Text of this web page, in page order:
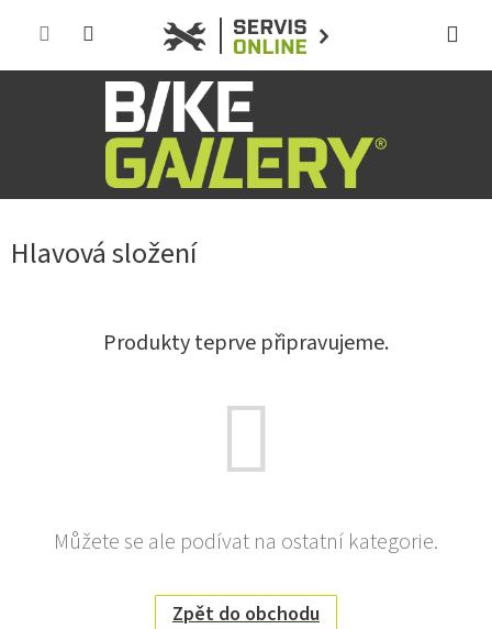
Hlavová složení
Produkty teprve připravujeme.
Můžete se ale podívat na ostatní kategorie.
Zpět do obchodu